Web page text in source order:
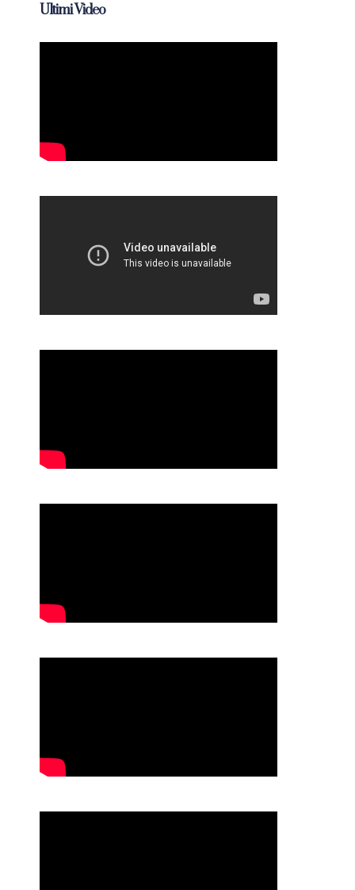
Ultimi Video